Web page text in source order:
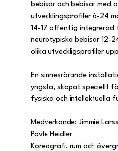
bebisar och bebisar med
utvecklingsprofiler 6-24
14-17 offentlig integrerad
neurotypiska bebisar 12-
olika utveckligsprofiler
En sinnesrörande
yngsta, skapat speciellt
fysiska och intellektuella
Medverkande: Jimmie
Pavle Heidler
Koreografi, rum och